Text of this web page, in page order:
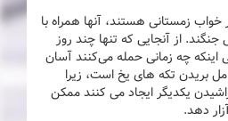
زمستانی هستند، آنها همراه با
از آنجایی که تنها چند روز
اینکه چه زمانی حمله می‌کنند آسان
بریدن تکه های یخ است، زیرا
یکدیگر ایجاد می کنند ممکن
دهد.